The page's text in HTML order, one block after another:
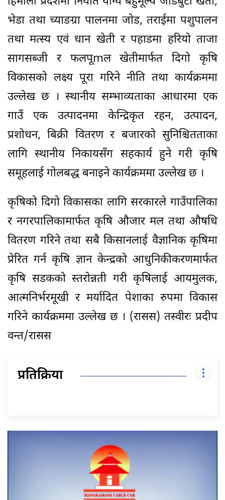
भेडा तथा च्याङग्रा पालनमा जोड, तराईमा पशुपालन
तथा मत्स्य एवं धान खेती र पहाडमा हरियो ताजा
सागसब्जी र फलपूmल खेतीमार्फत दिगो कृषि
विकासको लक्ष्य पूरा गरिने नीति तथा कार्यक्रममा
उल्लेख छ । स्थानीय सम्भाव्यताका आधारमा एक
गाउँ एक उत्पादनमा केन्द्रिकृत रहन, उत्पादन,
प्रशोधन, बिक्री वितरण र बजारको सुनिश्चितताका
लागि स्थानीय निकायसँग सहकार्य हुने गरी कृषि
समूहलाई गोलबद्ध बनाइने कार्यक्रममा उल्लेख छ ।
कृषिको दिगो विकासका लागि सरकारले गाउँपालिका
र नगरपालिकामार्फत कृषि औजार मल तथा औषधि
वितरण गरिने तथा सबै किसानलाई वैज्ञानिक कृषिमा
प्रेरित गर्न कृषि ज्ञान केन्द्रको आधुनिकीकरणमार्फत
कृषि सडकको स्तरोन्नती गरी कृषिलाई आयमुलक,
आत्मनिर्भरमूखी र मर्यादित पेशाका रुपमा विकास
गरिने कार्यक्रममा उल्लेख छ । (रासस) तस्वीरः प्रदीप
वन्त/रासस
प्रतिक्रिया